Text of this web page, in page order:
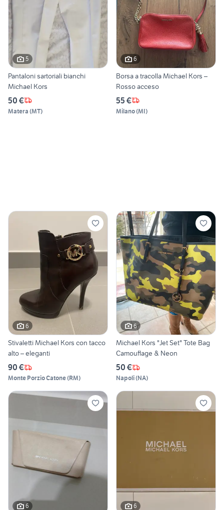
5
Pantaloni sartoriali bianchi
Michael Kors
50 €
Matera (MT)
6
Borsa a tracolla Michael Kors –
Rosso acceso
55 €
Milano(MI)
6
Stivaletti Michael Kors con tacco
alto – eleganti
90 €
Monte Porzio Catone(RM)
6
Michael Kors "Jet Set" Tote Bag
Camouflage & Neon
50 €
Napoli(NA)
6 6